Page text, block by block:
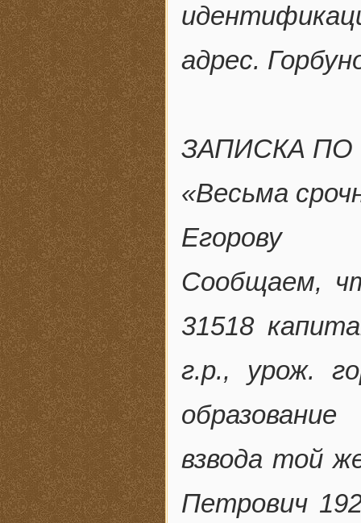
адрес.
ЗАПИСКА ПО
«Весьма
Егорову
Сообщаем,
31518
г.р., урож.
взвода той
Петрович